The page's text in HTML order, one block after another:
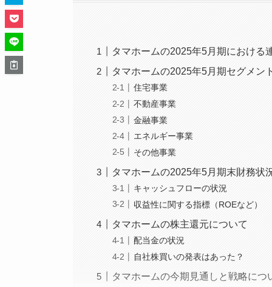
タマホームの2025年5月期における
タマホームの2025年5月期セグメン
住宅事業
不動産事業
金融事業
エネルギー事業
その他事業
タマホームの2025年5月期末財務状
キャッシュフローの状況
収益性に関する指標（ROEなど）
タマホームの株主還元について
配当金の状況
自社株買いの発表はあった？
タマホームの今期見通しと戦略につ